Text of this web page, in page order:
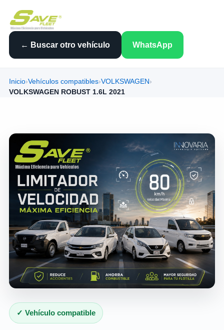
← Buscar otro vehículo WhatsApp
Inicio›Vehículos compatibles›VOLKSWAGEN ›
VOLKSWAGEN ROBUST 1.6L 2021
✓ Vehículo compatible